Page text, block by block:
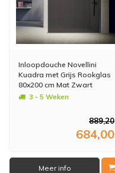
Inloopdouche Novellini
Kuadra met Grijs Rookglas
80x200 cm Mat Zwart
Profiel3 - 5 Weken
889,20
684,00
Meer info